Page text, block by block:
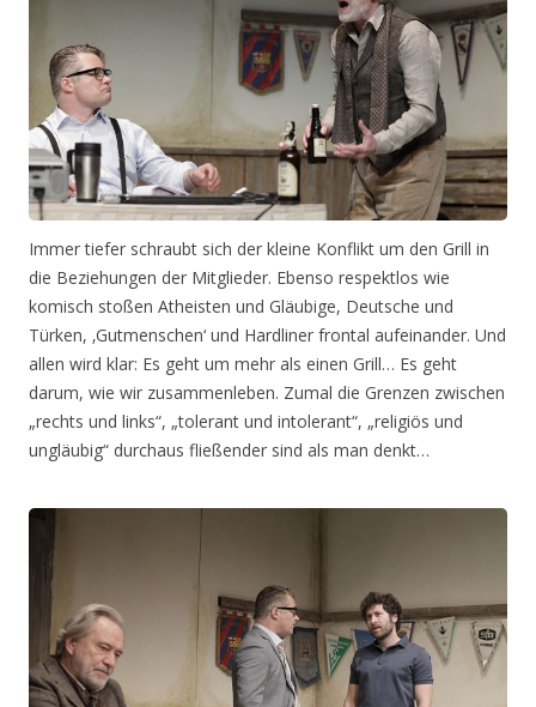
Immer tiefer schraubt sich der kleine Konflikt um den Grill in
die Beziehungen der Mitglieder. Ebenso respektlos wie
komisch stoßen Atheisten und Gläubige, Deutsche und
Türken, ‚Gutmenschen‘ und Hardliner frontal aufeinander. Und
allen wird klar: Es geht um mehr als einen Grill… Es geht
darum, wie wir zusammenleben. Zumal die Grenzen zwischen
„rechts und links“, „tolerant und intolerant“, „religiös und
ungläubig“ durchaus fließender sind als man denkt…